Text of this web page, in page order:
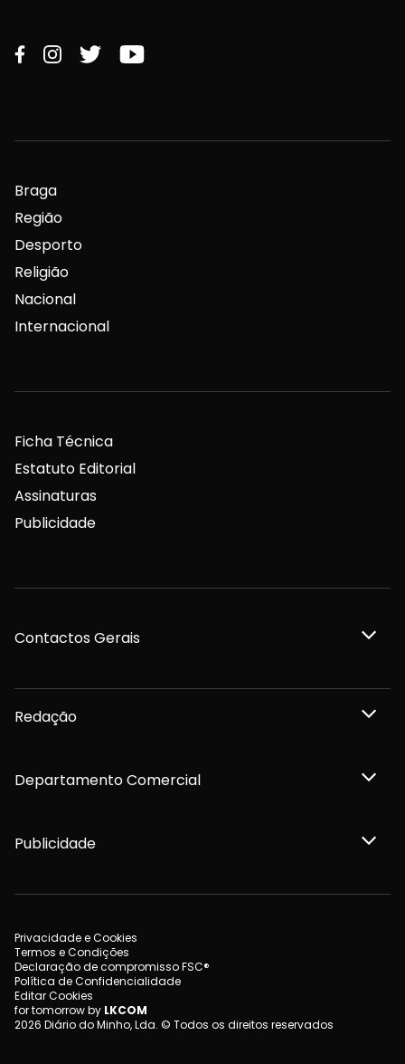
Braga
Região
Desporto
Religião
Nacional
Internacional
Ficha Técnica
Estatuto Editorial
Assinaturas
Publicidade
Contactos Gerais
Redação
Departamento Comercial
Publicidade
Privacidade e Cookies
Termos e Condições
Declaração de compromisso FSC®
Política de Confidencialidade
Editar Cookies
for tomorrow by LKCOM
2026 Diário do Minho, Lda. © Todos os direitos reservados